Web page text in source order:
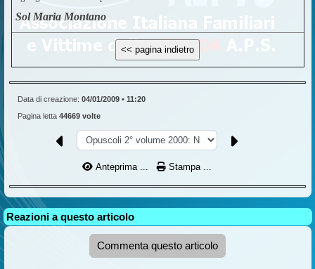
Sol Maria Montano
Data di creazione: 04/01/2009 • 11:20
Pagina letta 44669 volte
Anteprima ... Stampa ...
Reazioni a questo articolo
Commenta questo articolo